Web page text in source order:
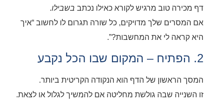
דף מכירה טוב מרגיש לקורא כאילו נכתב בשבילו.
אם המסרים שלך מדויקים, כל שורה תגרום לו לחשוב “איך
היא קראה לי את המחשבות?”.
2. הפתיח – המקום שבו הכל נקבע
המסך הראשון של הדף הוא הנקודה הקריטית ביותר.
זו השנייה שבה גולשת מחליטה אם להמשיך לגלול או לצאת.